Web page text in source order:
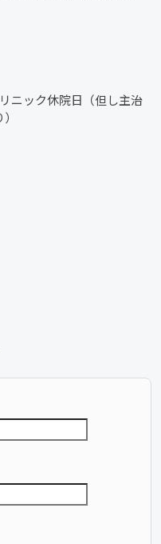
ニック休院日（但し主治